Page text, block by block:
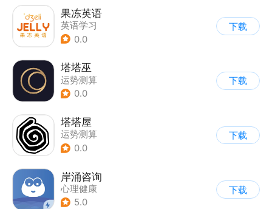
果冻英语
英语学习
0.0
下载
塔塔巫
运势测算
0.0
下载
塔塔屋
运势测算
0.0
下载
岸涌咨询
心理健康
5.0
下载